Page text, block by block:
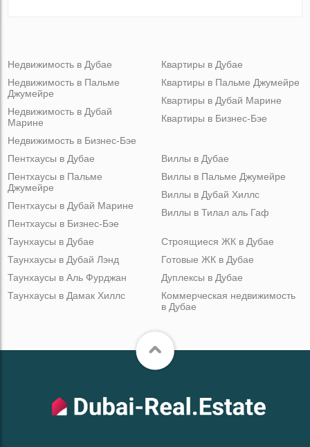
Недвижимость в Дубае
Недвижимость в Пальме
Джумейре
Недвижимость в Дубай
Марине
Недвижимость в Бизнес-Бэе
Квартиры в Дубае
Квартиры в Пальме Джумейре
Квартиры в Дубай Марине
Квартиры в Бизнес-Бэе
Пентхаусы в Дубае
Пентхаусы в Пальме
Джумейре
Пентхаусы в Дубай Марине
Пентхаусы в Бизнес-Бэе
Виллы в Дубае
Виллы в Пальме Джумейре
Виллы в Дубай Хиллс
Виллы в Тилал аль Гаф
Таунхаусы в Дубае
Таунхаусы в Дубай Лэнд
Таунхаусы в Аль Фурджан
Таунхаусы в Дамак Хиллс
Строящиеся ЖК в Дубае
Готовые ЖК в Дубае
Дуплексы в Дубае
Коммерческая недвижимость
в Дубае